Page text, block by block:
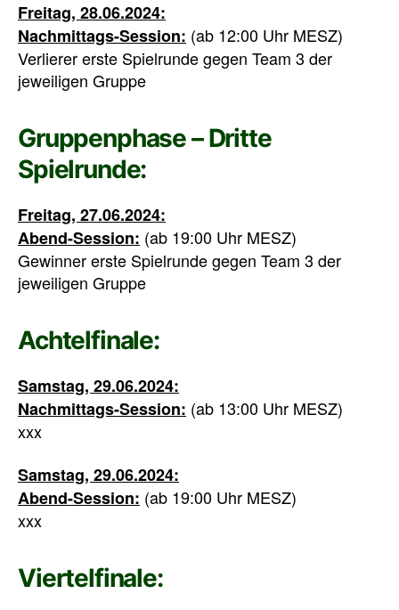
Freitag, 28.06.2024:
Nachmittags-Session: (ab 12:00 Uhr MESZ)
Verlierer erste Spielrunde gegen Team 3 der
jeweiligen Gruppe
Gruppenphase – Dritte
Spielrunde:
Freitag, 27.06.2024:
Abend-Session: (ab 19:00 Uhr MESZ)
Gewinner erste Spielrunde gegen Team 3 der
jeweiligen Gruppe
Achtelfinale:
Samstag, 29.06.2024:
Nachmittags-Session: (ab 13:00 Uhr MESZ)
xxx
Samstag, 29.06.2024:
Abend-Session: (ab 19:00 Uhr MESZ)
xxx
Viertelfinale: